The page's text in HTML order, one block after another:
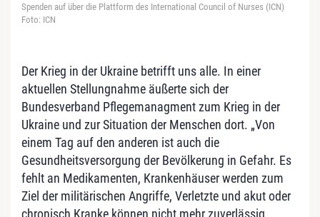
Spenden auf über die Plattform des International Council of Nurses (ICN)
Foto: ICN
Der Krieg in der Ukraine betrifft uns alle. In einer
aktuellen Stellungnahme äußerte sich der
Bundesverband Pflegemanagment zum Krieg in der
Ukraine und zur Situation der Menschen dort. „Von
einem Tag auf den anderen ist auch die
Gesundheitsversorgung der Bevölkerung in Gefahr. Es
fehlt an Medikamenten, Krankenhäuser werden zum
Ziel der militärischen Angriffe, Verletzte und akut oder
chronisch Kranke können nicht mehr zuverlässig